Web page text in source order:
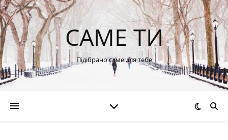
САМЕ ТИ
Підібрано саме для тебе